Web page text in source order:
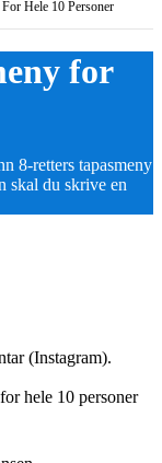
Hele 10 Personer
for
8-retters tapasmeny
skal du skrive en
(Instagram).
hele 10 personer